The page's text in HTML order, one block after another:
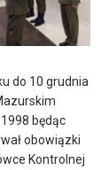
do 10 grudnia
będąc
obowiązki
Kontrolnej